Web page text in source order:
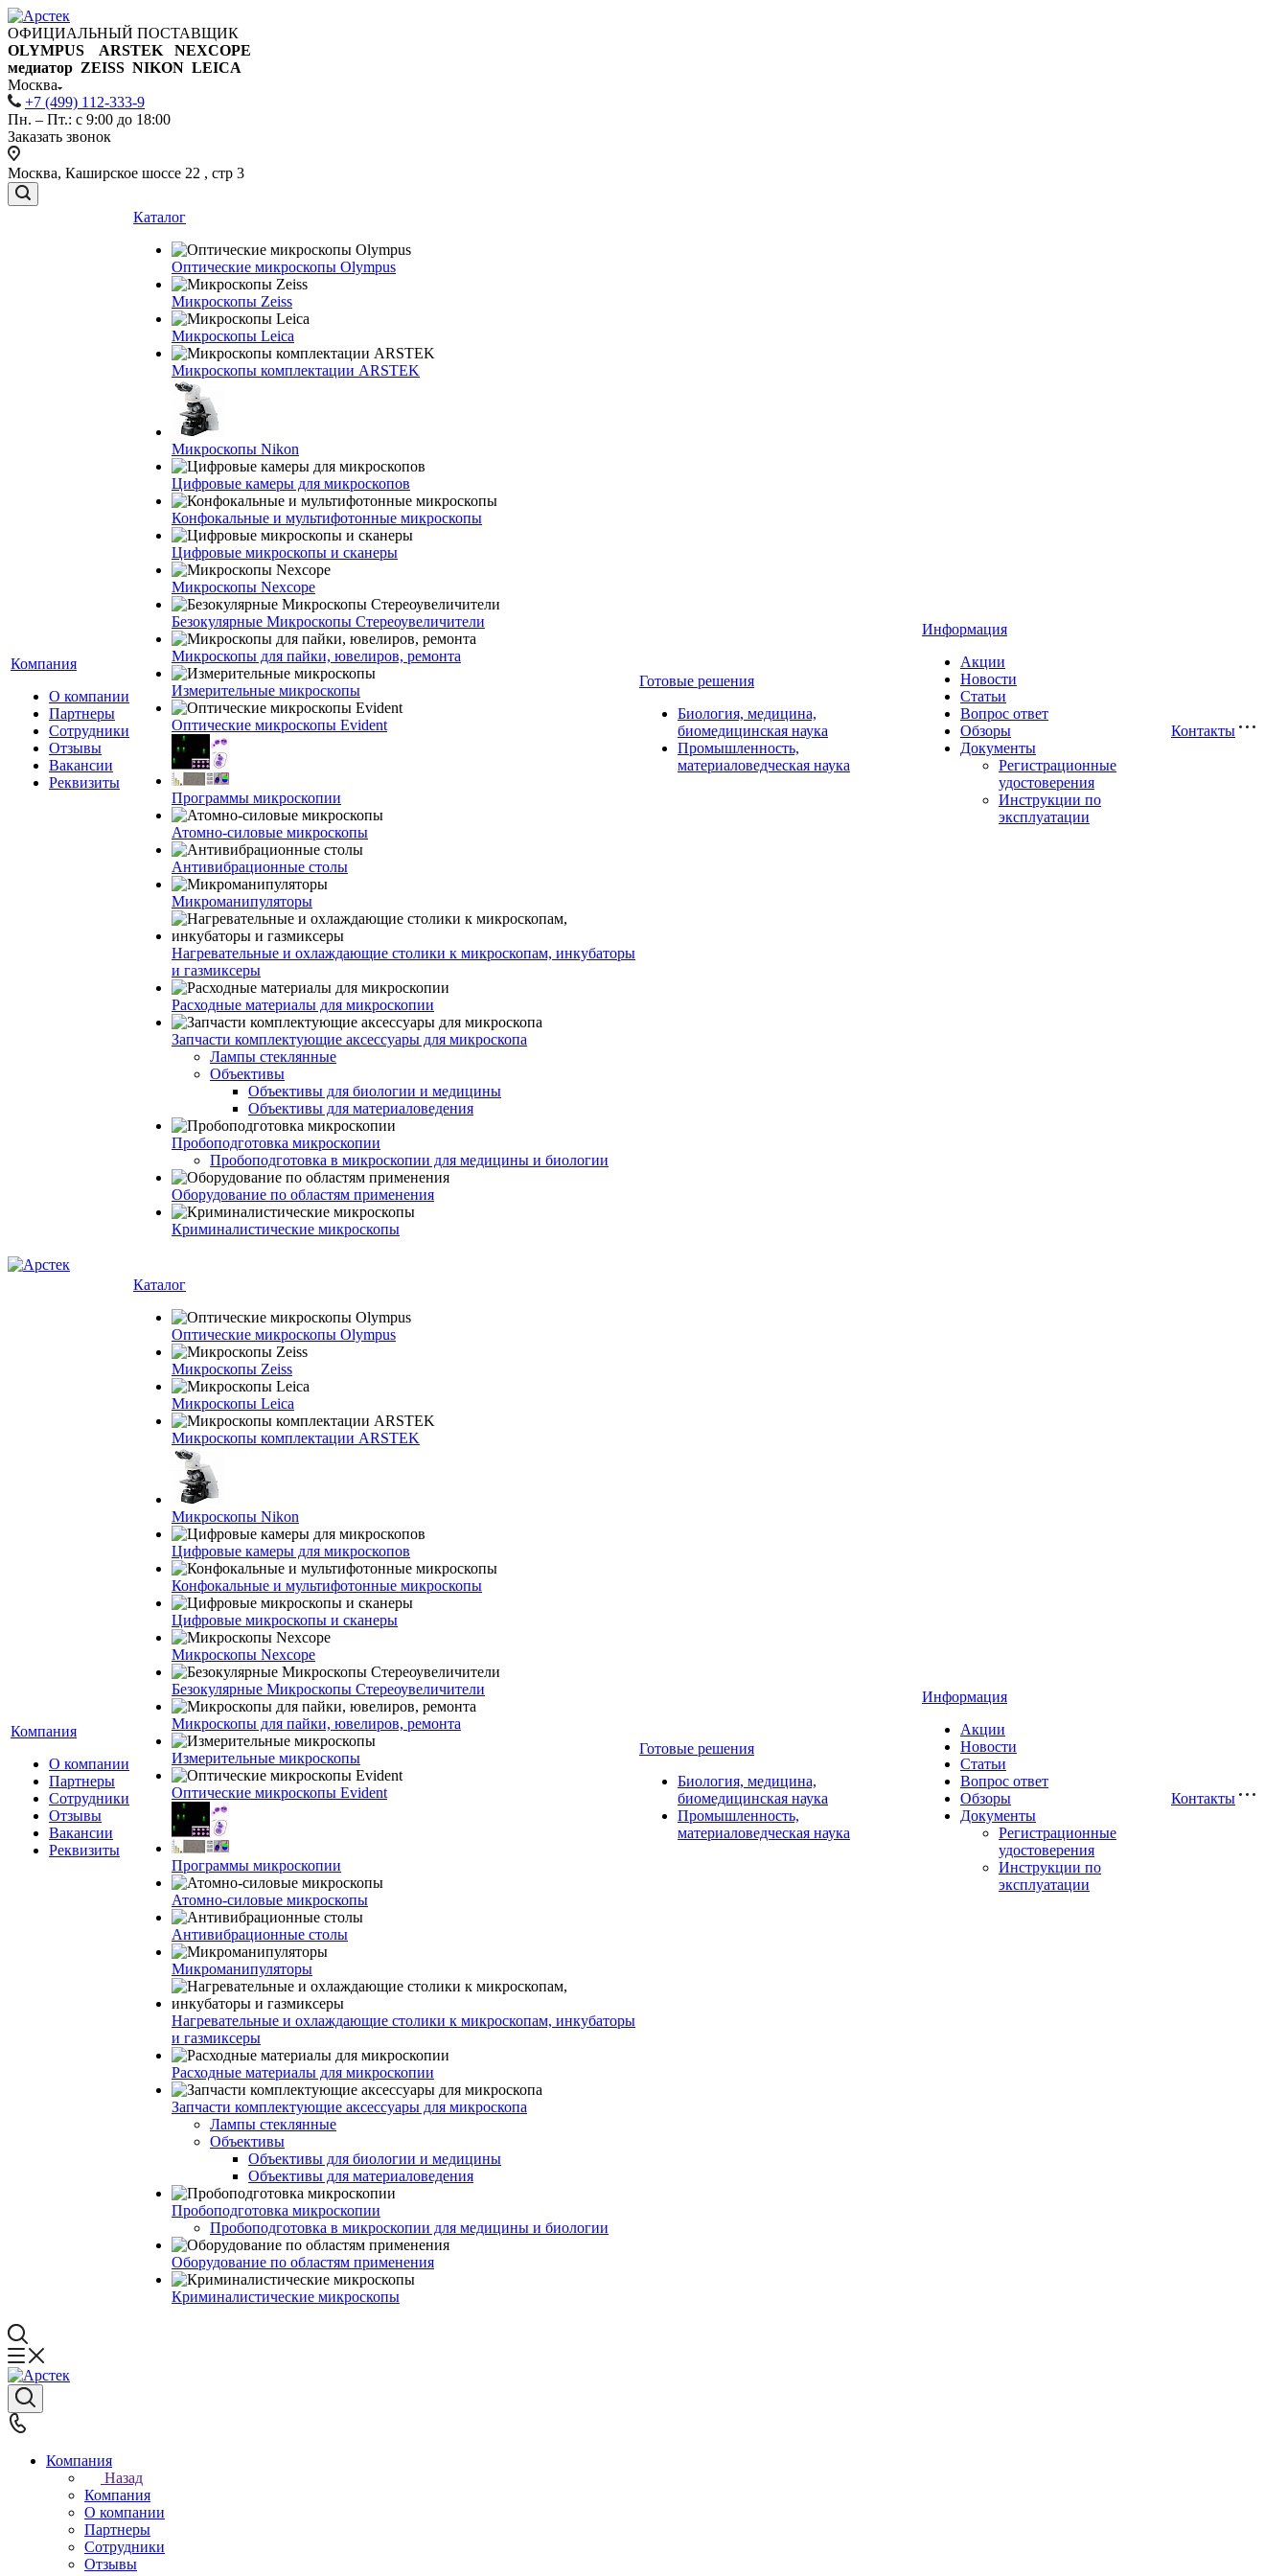
ОФИЦИАЛЬНЫЙ ПОСТАВЩИК
OLYMPUS ARSTEK NEXCOPE
медиатор ZEISS NIKON LEICA
Москва
+7 (499) 112-333-9
Пн. – Пт.: с 9:00 до 18:00
Заказать звонок
Москва, Каширское шоссе 22 , стр 3
Компания
О компании
Партнеры
Сотрудники
Отзывы
Вакансии
Реквизиты
Каталог
Оптические микроскопы Olympus
Микроскопы Zeiss
Микроскопы Leica
Микроскопы комплектации ARSTEK
Микроскопы Nikon
Цифровые камеры для микроскопов
Конфокальные и мультифотонные микроскопы
Цифровые микроскопы и сканеры
Микроскопы Nexcope
Безокулярные Микроскопы Стереоувеличители
Микроскопы для пайки, ювелиров, ремонта
Измерительные микроскопы
Оптические микроскопы Evident
Программы микроскопии
Атомно-силовые микроскопы
Антивибрационные столы
Микроманипуляторы
Нагревательные и охлаждающие столики к микроскопам, инкубаторы
и газмиксеры
Расходные материалы для микроскопии
Запчасти комплектующие аксессуары для микроскопа
Лампы стеклянные
Объективы
Объективы для биологии и медицины
Объективы для материаловедения
Пробоподготовка микроскопии
Пробоподготовка в микроскопии для медицины и биологии
Оборудование по областям применения
Криминалистические микроскопы
Готовые решения
Биология, медицина,
биомедицинская наука
Промышленность,
материаловедческая наука
Информация
Акции
Новости
Статьи
Вопрос ответ
Обзоры
Документы
Регистрационные
удостоверения
Инструкции по
эксплуатации
Контакты
Компания
О компании
Партнеры
Сотрудники
Отзывы
Вакансии
Реквизиты
Каталог
Оптические микроскопы Olympus
Микроскопы Zeiss
Микроскопы Leica
Микроскопы комплектации ARSTEK
Микроскопы Nikon
Цифровые камеры для микроскопов
Конфокальные и мультифотонные микроскопы
Цифровые микроскопы и сканеры
Микроскопы Nexcope
Безокулярные Микроскопы Стереоувеличители
Микроскопы для пайки, ювелиров, ремонта
Измерительные микроскопы
Оптические микроскопы Evident
Программы микроскопии
Атомно-силовые микроскопы
Антивибрационные столы
Микроманипуляторы
Нагревательные и охлаждающие столики к микроскопам, инкубаторы
и газмиксеры
Расходные материалы для микроскопии
Запчасти комплектующие аксессуары для микроскопа
Лампы стеклянные
Объективы
Объективы для биологии и медицины
Объективы для материаловедения
Пробоподготовка микроскопии
Пробоподготовка в микроскопии для медицины и биологии
Оборудование по областям применения
Криминалистические микроскопы
Готовые решения
Биология, медицина,
биомедицинская наука
Промышленность,
материаловедческая наука
Информация
Акции
Новости
Статьи
Вопрос ответ
Обзоры
Документы
Регистрационные
удостоверения
Инструкции по
эксплуатации
Контакты
Компания
Назад
Компания
О компании
Партнеры
Сотрудники
Отзывы